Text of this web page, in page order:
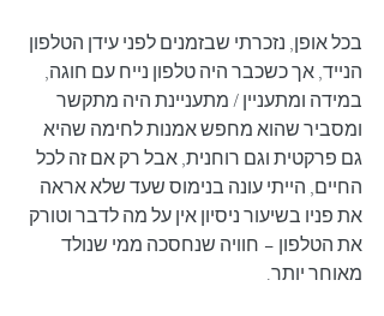
בכל אופן, נזכרתי שבזמנים לפני עידן הטלפון
הנייד, אך כשכבר היה טלפון נייח עם חוגה,
במידה ומתעניין / מתעניינת היה מתקשר
ומסביר שהוא מחפש אמנות לחימה שהיא
גם פרקטית וגם רוחנית, אבל רק אם זה לכל
החיים, הייתי עונה בנימוס שעד שלא אראה
את פניו בשיעור ניסיון אין על מה לדבר וטורק
את הטלפון – חוויה שנחסכה ממי שנולד
מאוחר יותר.